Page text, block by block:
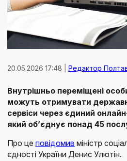
20.05.2026 17:48 | Редактор
Внутрішньо переміщені
можуть отримувати
сервіси через єдиний
який об’єднує понад 45
Про це повідомив міністр
єдності України Денис Улютін.